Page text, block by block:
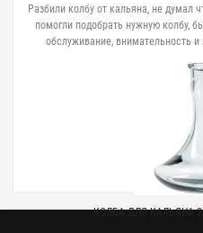
Разбили колбу от кальяна, не думал
помогли подобрать нужную колбу,
обслуживание, внимательность
КОЛБА ДЛЯ КАЛЬЯНА